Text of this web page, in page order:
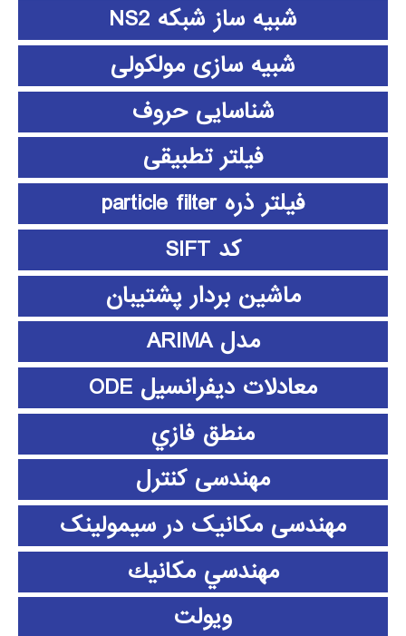
شبیه ساز شبکه NS2
شبیه سازی مولکولی
شناسایی حروف
فیلتر تطبیقی
فیلتر ذره particle filter
کد SIFT
ماشین بردار پشتیبان
مدل ARIMA
معادلات دیفرانسیل ODE
منطق فازي
مهندسی کنترل
مهندسی مکانیک در سیمولینک
مهندسي مكانيك
ویولت